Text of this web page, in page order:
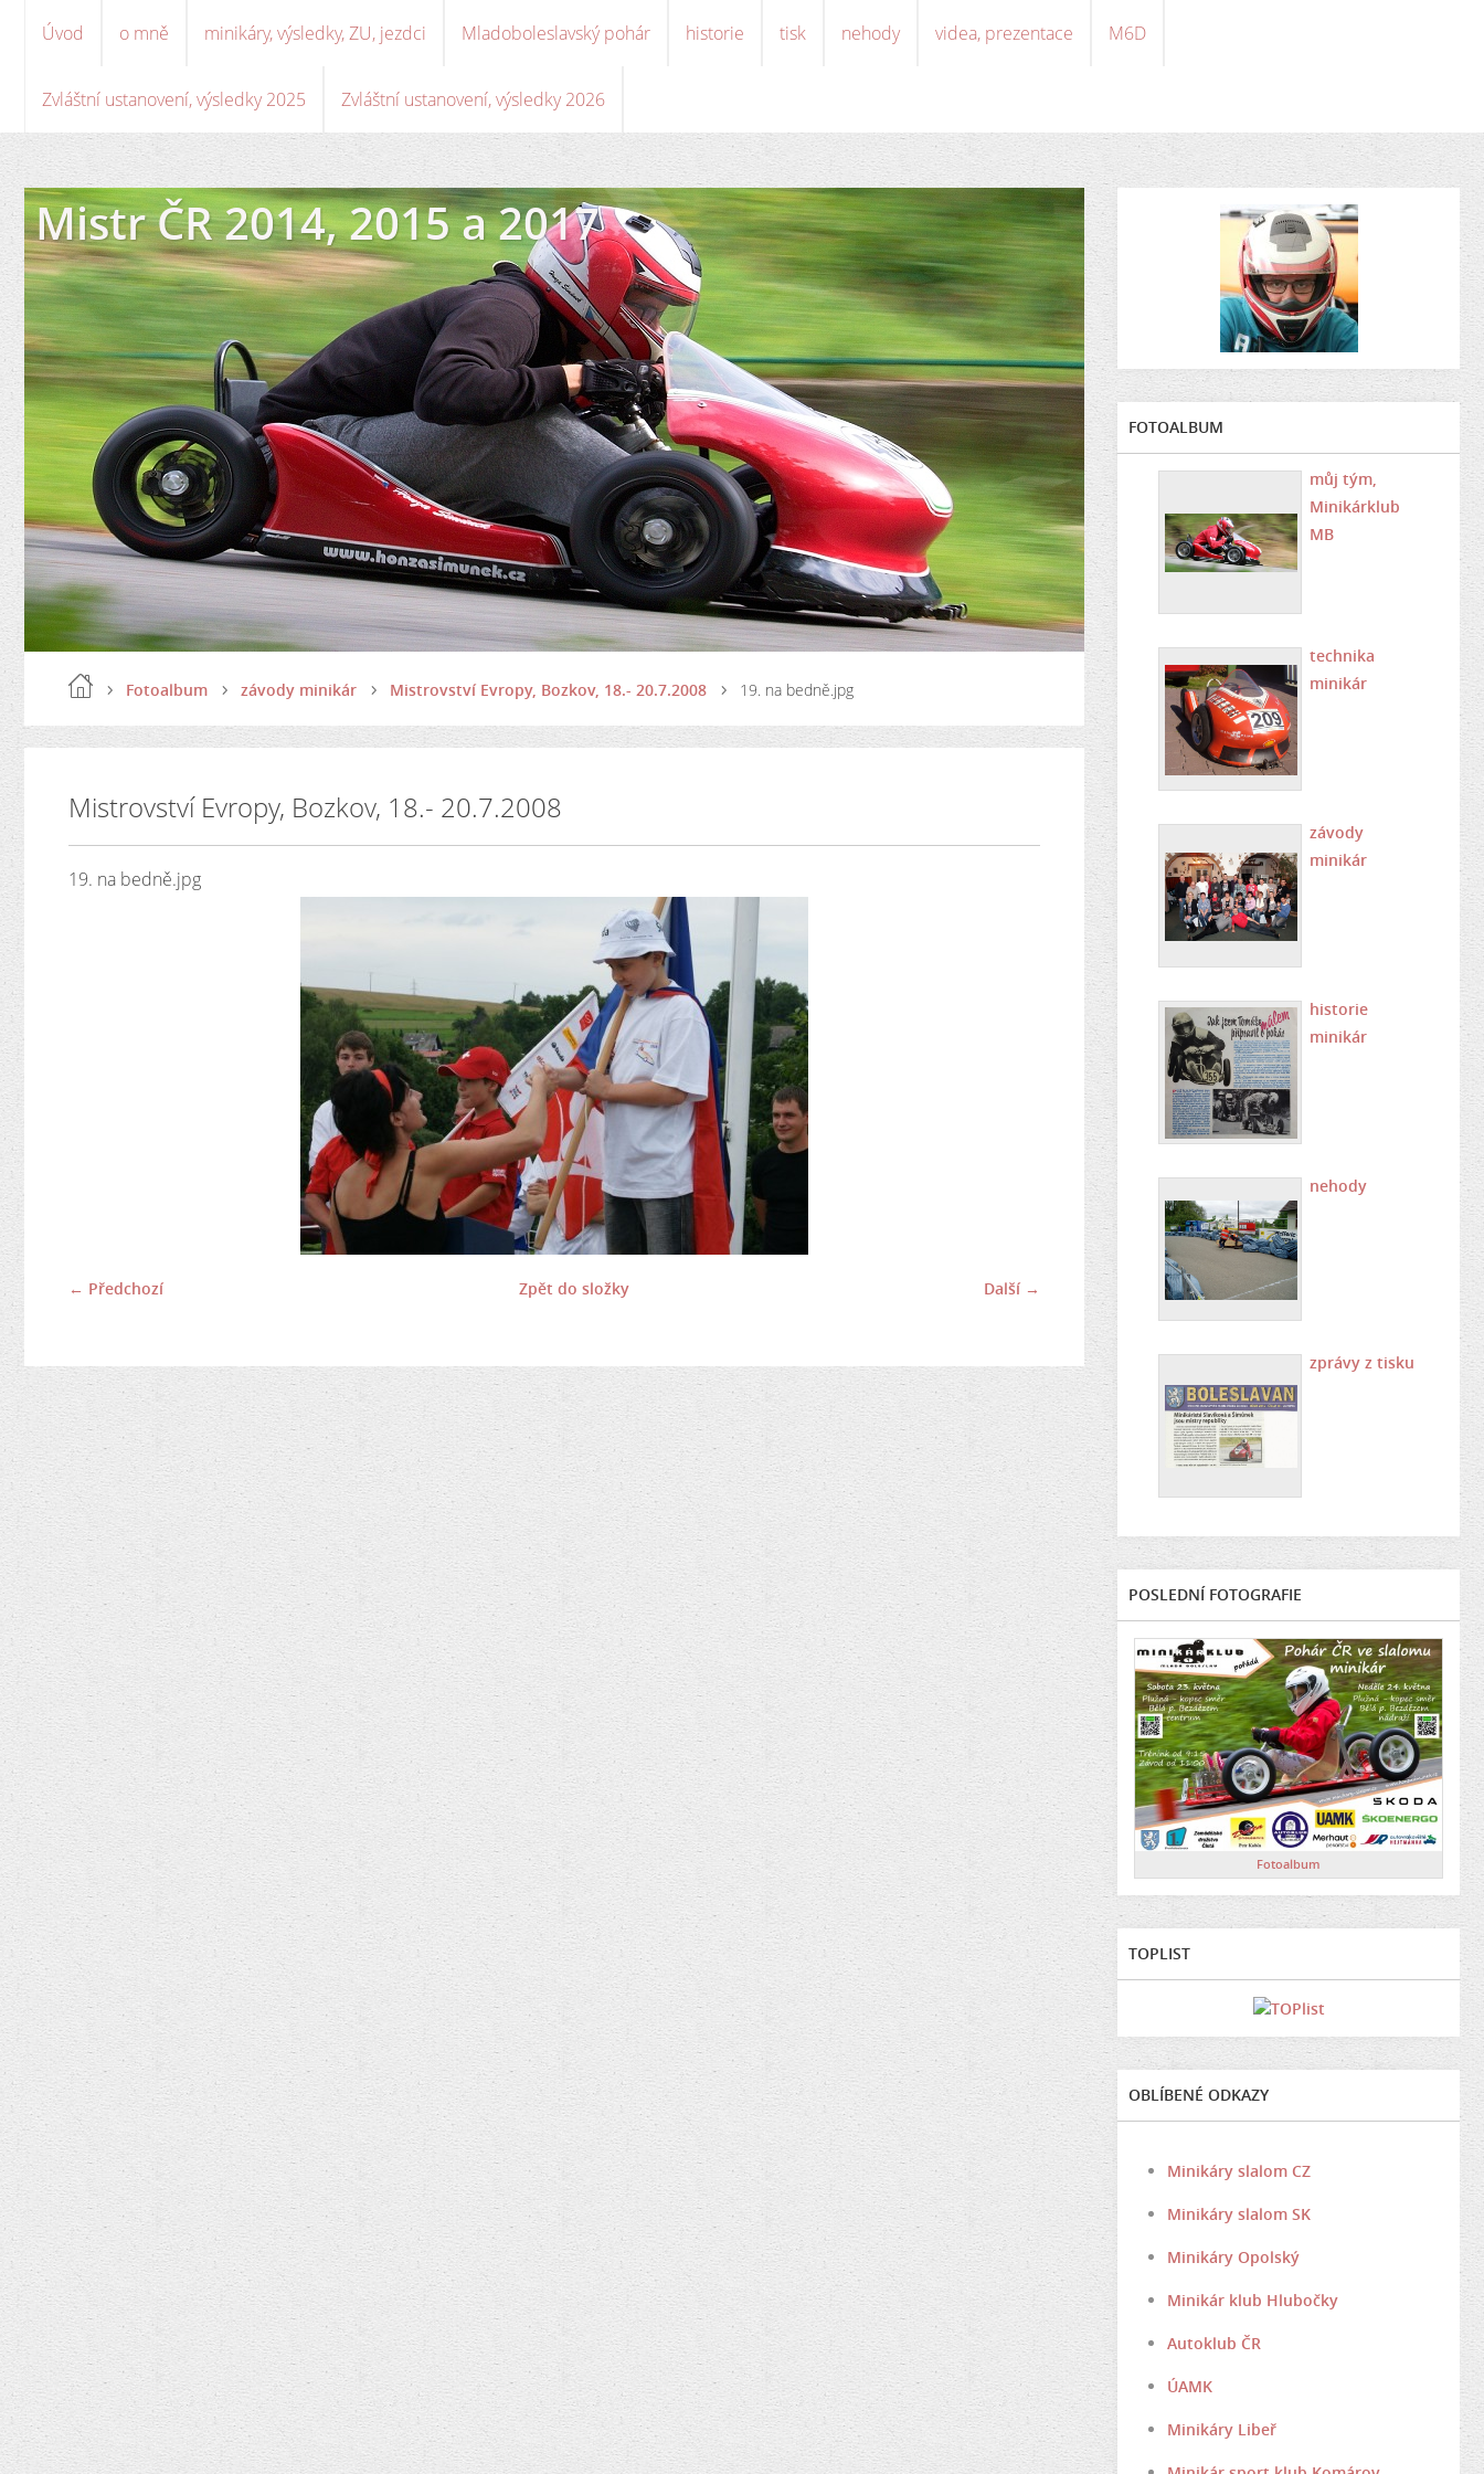
Úvod o mně minikáry, výsledky, ZU, jezdci Mladoboleslavský pohár historie tisk nehody videa, prezentace M6D
Zvláštní ustanovení, výsledky 2025 Zvláštní ustanovení, výsledky 2026
Mistr ČR 2014, 2015 a 2017
Fotoalbum závody minikár Mistrovství Evropy, Bozkov, 18.- 20.7.2008 19. na bedně.jpg
Mistrovství Evropy, Bozkov, 18.- 20.7.2008
19. na bedně.jpg
← Předchozí Další →
Zpět do složky
FOTOALBUM
můj tým,
Minikárklub
MB
technika
minikár
závody
minikár
historie
minikár
nehody
zprávy z tisku
POSLEDNÍ FOTOGRAFIE
Fotoalbum
TOPLIST
OBLÍBENÉ ODKAZY
Minikáry slalom CZ
Minikáry slalom SK
Minikáry Opolský
Minikár klub Hlubočky
Autoklub ČR
ÚAMK
Minikáry Libeř